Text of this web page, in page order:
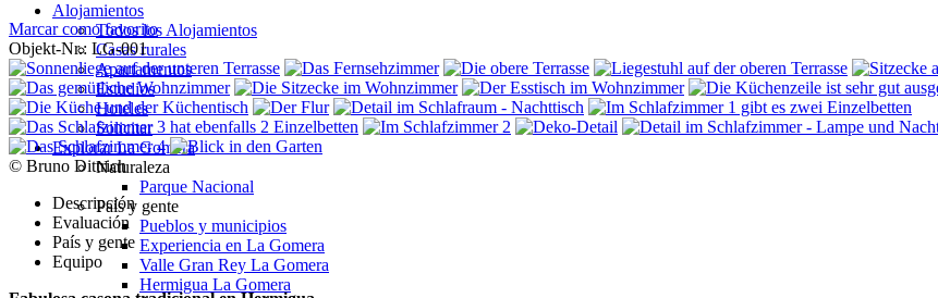
Alojamientos
Todos los Alojamientos
Casas rurales
Apartamentos
Estudios
Hoteles
Solicitar
Explorar La Gomera
Naturaleza
Parque Nacional
País y gente
Pueblos y municipios
Experiencia en La Gomera
Valle Gran Rey La Gomera
Hermigua La Gomera
Marcar como favorito
Objekt-Nr.: LG-001
© Bruno Dittrich
Descripción
Evaluación
País y gente
Equipo